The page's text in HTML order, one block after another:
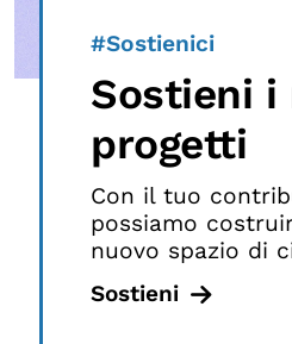
#Sostienici
Sostieni i
progetti
Con il tuo
possiamo
nuovo spazio di
Sostieni